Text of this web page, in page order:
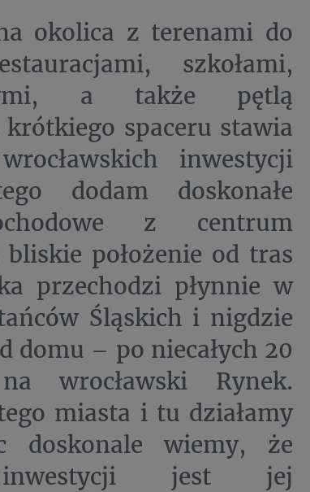
okolica z terenami do
szkołami,
a także pętlą
spaceru stawia
inwestycji
dodam doskonałe
z centrum
położenie od tras
przechodzi płynnie w
Śląskich i nigdzie
domu – po niecałych 20
wrocławski Rynek.
miasta i tu działamy
wiemy, że
inwestycji jest jej